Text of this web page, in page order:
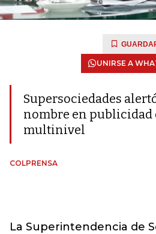
UNIRSE A
Supersociedades
nombre en publicidad
multinivel
COLPRENSA
La Superintendencia de